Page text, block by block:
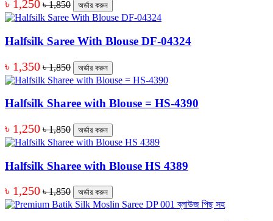
৳ 1,250 ৳ 1,850 অর্ডার করুন
Halfsilk Saree With Blouse DF-04324
৳ 1,350 ৳ 1,850 অর্ডার করুন
Halfsilk Sharee with Blouse = HS-4390
৳ 1,250 ৳ 1,850 অর্ডার করুন
Halfsilk Sharee with Blouse HS 4389
৳ 1,250 ৳ 1,850 অর্ডার করুন